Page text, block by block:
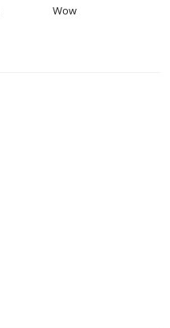
Wow